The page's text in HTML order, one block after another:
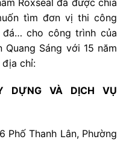
tìm đơn vị thi công
cho công trình của
Sáng với 15 năm
địa chỉ:
DỰNG VÀ DỊCH VỤ
Phố Thanh Lân, Phường